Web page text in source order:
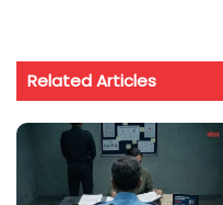
t
s
A
p
e
b
o
o
k
t
t
e
r
i
y
i
Related Articles